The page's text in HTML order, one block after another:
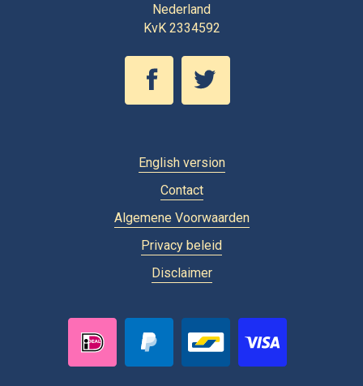
Nederland
KvK 2334592
English version
Contact
Algemene Voorwaarden
Privacy beleid
Disclaimer